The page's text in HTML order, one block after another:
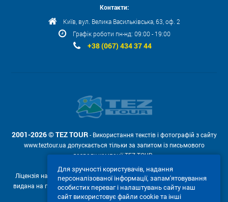
Контакти:
Київ, вул. Велика Васильківська, 63, оф. 2
Графік роботи пн-нд: 09:00 - 19:00
+38 (067) 434 37 44
2001-2026 © TEZ TOUR - Використання текстів і фотографій з сайту
www.teztour.ua допускається тільки за запитом із письмового
дозволу компанії TEZ TOUR .
Ліцензія на провадження туроператорської діяльності АВ №566448
видана на підставі рішення Державної служби туризму і курортів від
04.02.2011р. № 4-ліц.
Для зручності користувачів, надання
персоналізованої інформації, запам'ятовування
особистих переваг і налаштувань сайту наш
сайт використовує файли cookie та інші